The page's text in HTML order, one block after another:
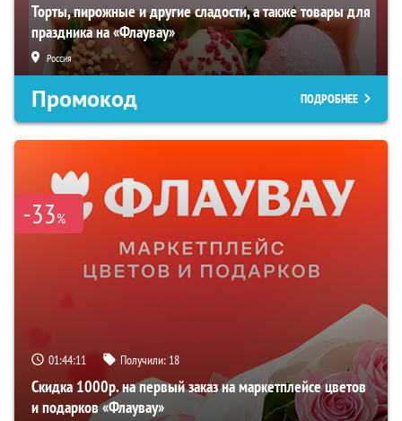
Торты, пирожные и другие сладости, а также товары для
праздника на «Флаувау»
Россия
Промокод ПОДРОБНЕЕ
-33%
01:44:10 Получили: 18
Скидка 1000р. на первый заказ на маркетплейсе цветов
и подарков «Флаувау»